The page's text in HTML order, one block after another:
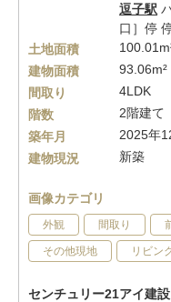
逗子駅
口］停
土地面積
建物面積
93.06m²
間取り
4LDK
階数
2階建て
築年月
2025年
建物現況
新築
画像カテゴリ
外観 間取り
その他現地 リビン
センチュリー21アイ建設